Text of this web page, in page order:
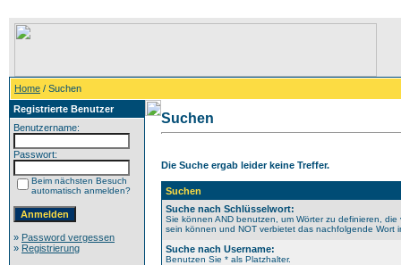
Home / Suchen
Registrierte Benutzer
Benutzername:
Passwort:
Beim nächsten Besuch
automatisch anmelden?
» Password vergessen
» Registrierung
Suchen
Die Suche ergab leider keine Treffer.
Suchen
Suche nach Schlüsselwort:
Sie können AND benutzen, um Wörter zu definieren,
sein können und NOT verbietet das nachfolgende Wort
Suche nach Username:
Benutzen Sie * als Platzhalter.